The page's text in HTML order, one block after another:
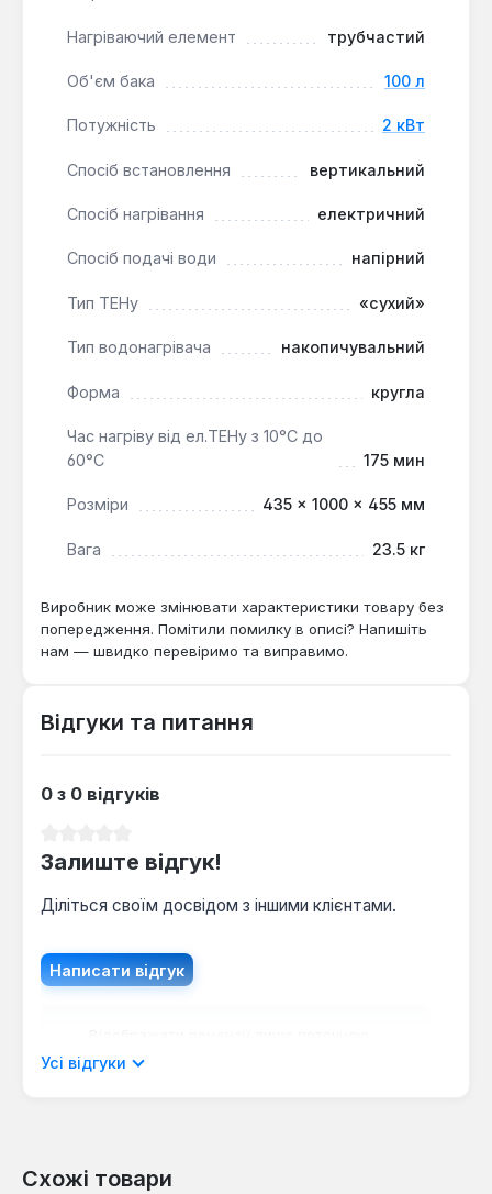
для використання в квартирах, приватних
будинках та невеликих комерційних приміщеннях,
забезпечення гарячого водопостачання. Його
захистом бака робить його вигідним вибором для
Нагріваючий елемент трубчастий
Об'єм бака 100 л
Потужність 2 кВт
Спосіб встановлення вертикальний
Спосіб нагрівання електричний
Спосіб подачі води напірний
Тип ТЕНу «сухий»
Тип водонагрівача накопичувальний
Форма кругла
Час нагріву від ел.ТЕНу з 10°С до
60°С
175 мин
Розміри 435 × 1000 × 455 мм
Вага 23.5 кг
Виробник може змінювати характеристики товару без
попередження. Помітили помилку в описі? Напишіть
нам — швидко перевіримо та виправимо.
Відгуки та питання
0 з 0 відгуків
Залиште відгук!
Діліться своїм досвідом з іншими клієнтами.
Написати відгук
мовою.
Відгуків не знайдено. Поділіться
Усі відгуки
Схожі товари